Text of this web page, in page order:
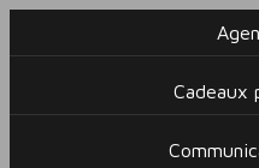
Cadeaux